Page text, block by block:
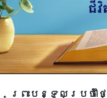
ព្រះបន្ទូលប្រចាំថ្